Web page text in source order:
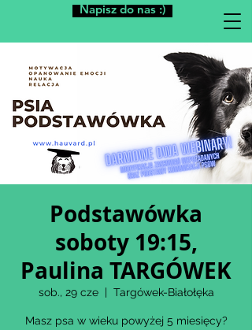
Napisz do nas :)
Podstawówka
soboty 19:15,
Paulina TARGÓWEK
sob., 29 cze
  |
Targówek-Białołęka
Masz psa w wieku powyżej 5 miesięcy?